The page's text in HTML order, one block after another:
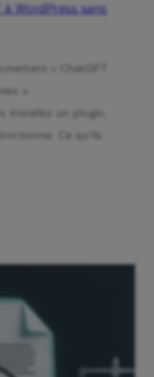
WordPress sans
« ChatGPT
».
installez un plugin,
Ce qu’ils